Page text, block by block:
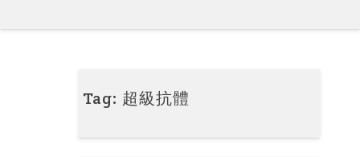
Tag: 超級抗體